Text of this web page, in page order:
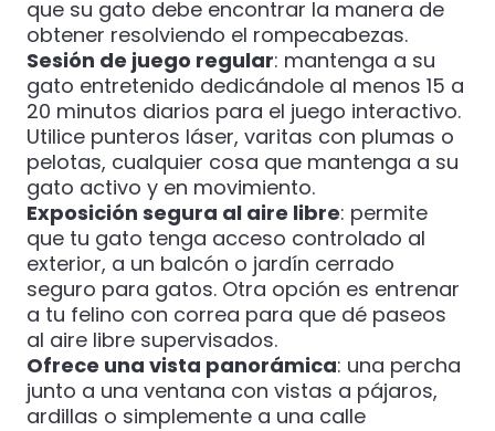
que su gato debe encontrar la manera de
obtener resolviendo el rompecabezas.
Sesión de juego regular: mantenga a su
gato entretenido dedicándole al menos 15 a
20 minutos diarios para el juego interactivo.
Utilice punteros láser, varitas con plumas o
pelotas, cualquier cosa que mantenga a su
gato activo y en movimiento.
Exposición segura al aire libre: permite
que tu gato tenga acceso controlado al
exterior, a un balcón o jardín cerrado
seguro para gatos. Otra opción es entrenar
a tu felino con correa para que dé paseos
al aire libre supervisados.
Ofrece una vista panorámica: una percha
junto a una ventana con vistas a pájaros,
ardillas o simplemente a una calle